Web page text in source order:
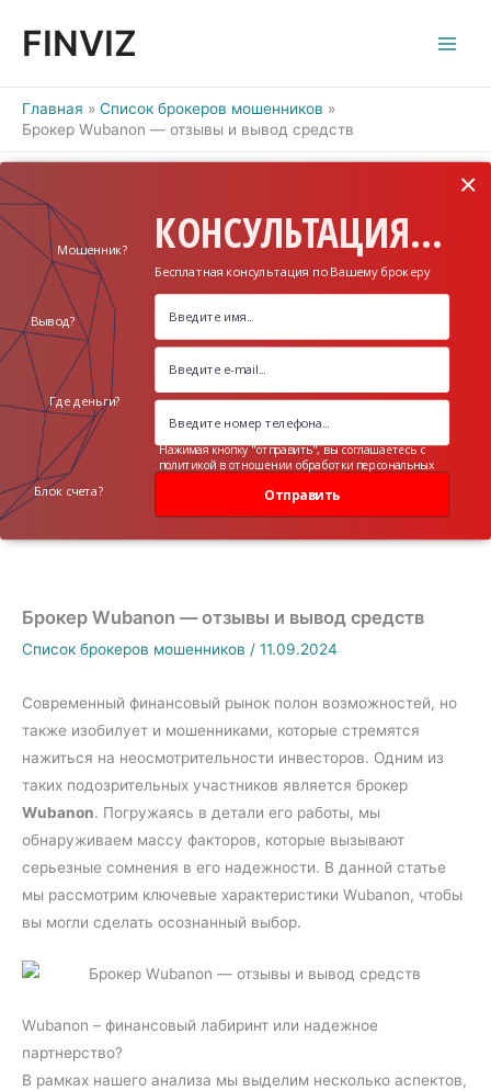
FINVIZ
Главная
Список брокеров мошенников
Брокер Wubanon — отзывы и вывод средств
КОНСУЛЬТАЦИЯ...
Бесплатная консультация по Вашему брокеру
Мошенник?
Вывод?
Где деньги?
Блок счета? Отправить
×
Нажимая кнопку "отправить", вы соглашаетесь с
политикой в отношении обработки персональных
Брокер Wubanon — отзывы и вывод средств
Список брокеров мошенников / 11.09.2024
Современный финансовый рынок полон возможностей, но
также изобилует и мошенниками, которые стремятся
нажиться на неосмотрительности инвесторов. Одним из
таких подозрительных участников является брокер
Wubanon. Погружаясь в детали его работы, мы
обнаруживаем массу факторов, которые вызывают
серьезные сомнения в его надежности. В данной статье
мы рассмотрим ключевые характеристики Wubanon, чтобы
вы могли сделать осознанный выбор.
Wubanon – финансовый лабиринт или надежное
партнерство?
В рамках нашего анализа мы выделим несколько аспектов,